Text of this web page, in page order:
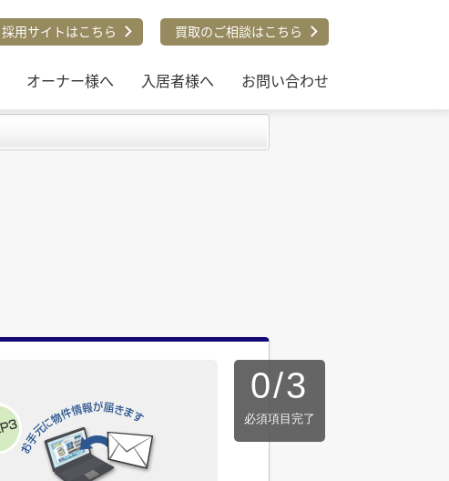
採用サイトはこちら 買取のご相談はこちら
オーナー様へ 入居者様へ お問い合わせ
0/3
必須項目完了